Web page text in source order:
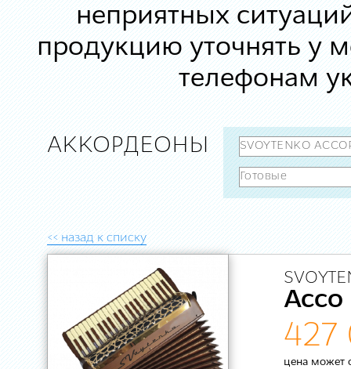
неприятных
продукцию уточнять у
телефонам
АККОРДЕОНЫ
<< назад к списку
Acco
427
цена может